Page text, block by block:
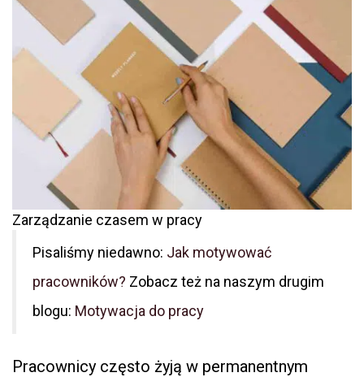
Zarządzanie czasem w pracy
Pisaliśmy niedawno: Jak motywować
pracowników? Zobacz też na naszym drugim
blogu: Motywacja do pracy
Pracownicy często żyją w permanentnym